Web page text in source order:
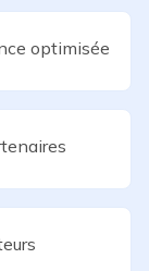
optimisée